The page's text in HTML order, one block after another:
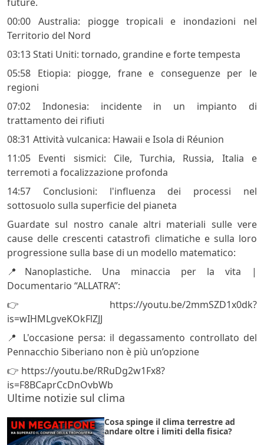
00:00 Australia: piogge tropicali e inondazioni nel
Territorio del Nord
03:13 Stati Uniti: tornado, grandine e forte tempesta
05:58 Etiopia: piogge, frane e conseguenze per le
regioni
07:02 Indonesia: incidente in un impianto di
trattamento dei rifiuti
08:31 Attività vulcanica: Hawaii e Isola di Réunion
11:05 Eventi sismici: Cile, Turchia, Russia, Italia e
terremoti a focalizzazione profonda
14:57 Conclusioni: l'influenza dei processi nel
sottosuolo sulla superficie del pianeta
Guardate sul nostro canale altri materiali sulle vere
cause delle crescenti catastrofi climatiche e sulla loro
progressione sulla base di un modello matematico:
📍Nanoplastiche. Una minaccia per la vita |
Documentario “ALLATRA”:
👉 https://youtu.be/2mmSZD1x0dk?
is=wIHMLgveKOkFlZJJ
📍 L'occasione persa: il degassamento controllato del
Pennacchio Siberiano non è più un’opzione
👉 https://youtu.be/RRuDg2w1Fx8?
is=F8BCaprCcDnOvbWb
Ultime notizie sul clima
Cosa spinge il clima terrestre ad
andare oltre i limiti della fisica?